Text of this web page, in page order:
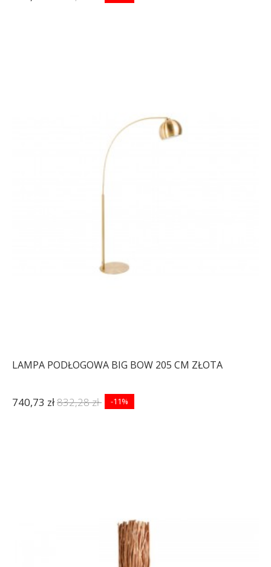
LAMPA PODŁOGOWA BIG BOW 205 CM ZŁOTA
740,73 zł832,28 zł -11%